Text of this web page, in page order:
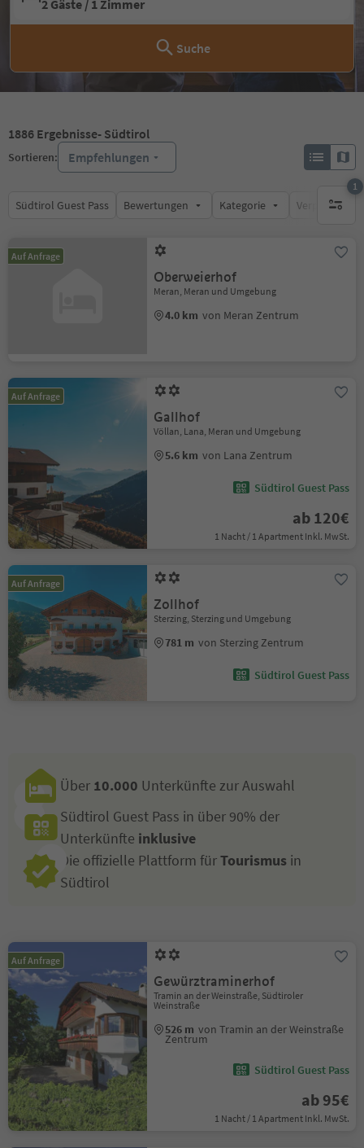
2 Gäste / 1 Zimmer
Suche
1886 Ergebnisse- Südtirol
Sortieren: Empfehlungen
Südtirol Guest Pass Bewertungen Kategorie
1
1
Auf Anfrage
Oberweierhof
Meran, Meran und Umgebung
4.0 km von Meran Zentrum
Auf Anfrage
Gallhof
Völlan, Lana, Meran und Umgebung
5.6 km von Lana Zentrum
Südtirol Guest Pass
ab 120€
1 Nacht / 1 Apartment Inkl. MwSt.
Auf Anfrage
Zollhof
Sterzing, Sterzing und Umgebung
781 m von Sterzing Zentrum
Südtirol Guest Pass
Über 10.000 Unterkünfte zur Auswahl
Südtirol Guest Pass in über 90% der
Unterkünfte inklusive
Die offizielle Plattform fürTourismus in
Südtirol
Auf Anfrage
Gewürztraminerhof
Tramin an der Weinstraße, Südtiroler
Weinstraße
526 m von Tramin an der Weinstraße
Zentrum
Südtirol Guest Pass
ab 95€
1 Nacht / 1 Apartment Inkl. MwSt.